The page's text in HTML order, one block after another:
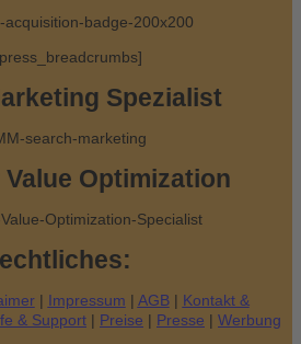
Spezialist
Optimization
| Impressum | AGB| Kontakt &
& Support | Preise | Presse | Werbung